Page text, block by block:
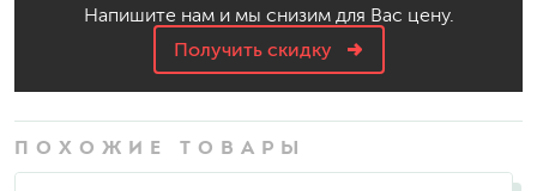
Напишите нам и мы снизим для Вас цену.
Получить скидку
ПОХОЖИЕ ТОВАРЫ